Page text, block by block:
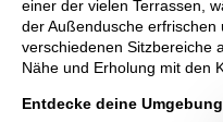
einer der vielen Terrassen,
der Außendusche
verschiedenen Sitzbereiche
Nähe und Erholung mit den
Entdecke deine Umgebung